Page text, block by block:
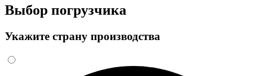
Выбор погрузчика
Укажите страну производства